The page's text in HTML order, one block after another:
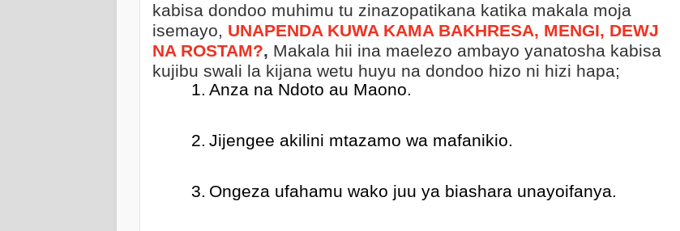
kabisa dondoo muhimu tu zinazopatikana katika makala moja
isemayo, UNAPENDA KUWA KAMA BAKHRESA, MENGI, DEWJ
NA ROSTAM?, Makala hii ina maelezo ambayo yanatosha kabisa
kujibu swali la kijana wetu huyu na dondoo hizo ni hizi hapa;
1. Anza na Ndoto au Maono.
2. Jijengee akilini mtazamo wa mafanikio.
3. Ongeza ufahamu wako juu ya biashara unayoifanya.